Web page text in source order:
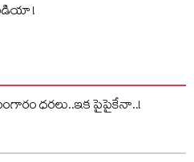
!
ధరలు..ఇక పైపైకేనా..!